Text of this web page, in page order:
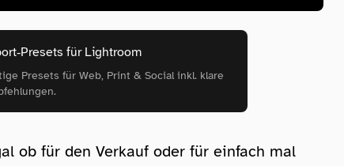
für Lightroom
Presets für Web, Print & Social inkl. klare
ob für den Verkauf oder für einfach mal